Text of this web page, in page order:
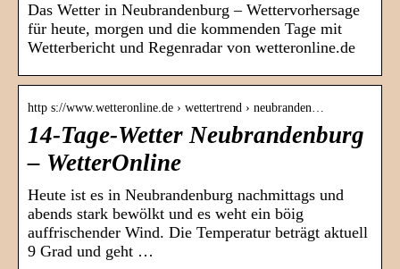
Das Wetter in Neubrandenburg – Wettervorhersage
für heute, morgen und die kommenden Tage mit
Wetterbericht und Regenradar von wetteronline.de
http s://www.wetteronline.de › wettertrend › neubranden…
14-Tage-Wetter Neubrandenburg
– WetterOnline
Heute ist es in Neubrandenburg nachmittags und
abends stark bewölkt und es weht ein böig
auffrischender Wind. Die Temperatur beträgt aktuell
9 Grad und geht …